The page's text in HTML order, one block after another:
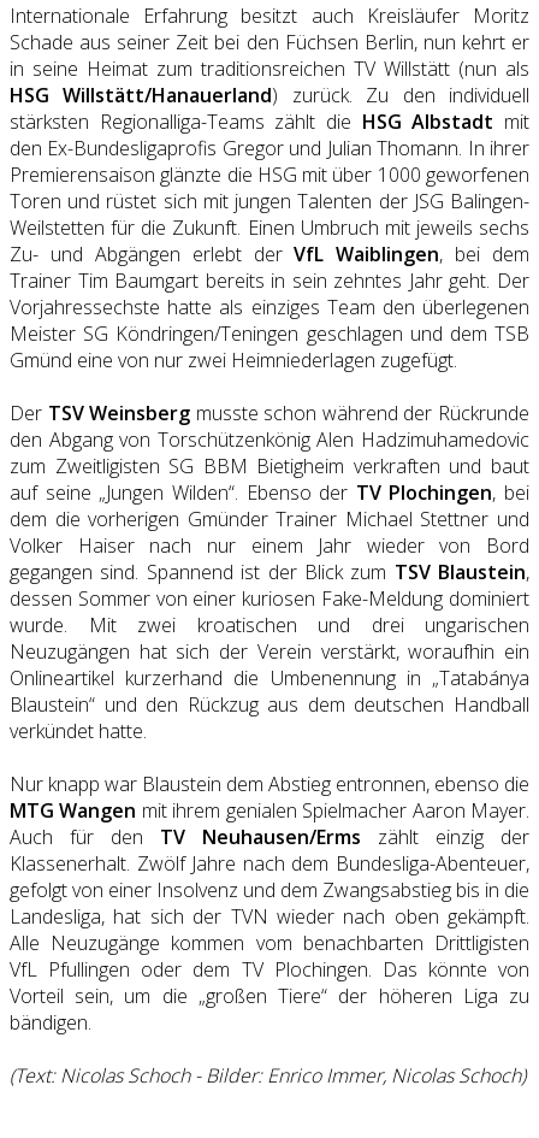
Internationale Erfahrung besitzt auch Kreisläufer Moritz
Schade aus seiner Zeit bei den Füchsen Berlin, nun kehrt er
in seine Heimat zum traditionsreichen TV Willstätt (nun als
HSG Willstätt/Hanauerland) zurück. Zu den individuell
stärksten Regionalliga-Teams zählt die HSG Albstadt mit
den Ex-Bundesligaprofis Gregor und Julian Thomann. In ihrer
Premierensaison glänzte die HSG mit über 1000 geworfenen
Toren und rüstet sich mit jungen Talenten der JSG Balingen-
Weilstetten für die Zukunft. Einen Umbruch mit jeweils sechs
Zu- und Abgängen erlebt derVfL Waiblingen, bei dem
Trainer Tim Baumgart bereits in sein zehntes Jahr geht. Der
Vorjahressechste hatte als einziges Team den überlegenen
Meister SG Köndringen/Teningen geschlagen und dem TSB
Gmünd eine von nur zwei Heimniederlagen zugefügt.
Der TSV Weinsberg musste schon während der Rückrunde
den Abgang von Torschützenkönig Alen Hadzimuhamedovic
zum Zweitligisten SG BBM Bietigheim verkraften und baut
auf seine „Jungen Wilden“. Ebenso der TV Plochingen, bei
dem die vorherigen Gmünder Trainer Michael Stettner und
Volker Haiser nach nur einem Jahr wieder von Bord
gegangen sind. Spannend ist der Blick zum TSV Blaustein,
dessen Sommer von einer kuriosen Fake-Meldung dominiert
wurde. Mit zwei kroatischen und drei ungarischen
Neuzugängen hat sich der Verein verstärkt, woraufhin ein
Onlineartikel kurzerhand die Umbenennung in „Tatabánya
Blaustein“ und den Rückzug aus dem deutschen Handball
verkündet hatte.
Nur knapp war Blaustein dem Abstieg entronnen, ebenso die
MTG Wangen mit ihrem genialen Spielmacher Aaron Mayer.
Auch für den TV Neuhausen/Erms zählt einzig der
Klassenerhalt. Zwölf Jahre nach dem Bundesliga-Abenteuer,
gefolgt von einer Insolvenz und dem Zwangsabstieg bis in die
Landesliga, hat sich der TVN wieder nach oben gekämpft.
Alle Neuzugänge kommen vom benachbarten Drittligisten
VfL Pfullingen oder dem TV Plochingen. Das könnte von
Vorteil sein, um die „großen Tiere“ der höheren Liga zu
bändigen.
(Text: Nicolas Schoch - Bilder: Enrico Immer, Nicolas Schoch)